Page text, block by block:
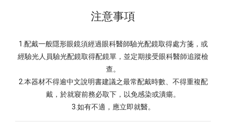
注意事項
1.配戴一般隱形眼鏡須經過眼科醫師驗光配鏡取得處方箋，或
經驗光人員驗光配鏡取得配鏡單，並定期接受眼科醫師追蹤檢
查。
2.本器材不得逾中文說明書建議之最常配戴時數、不得重複配
戴，於就寢前務必取下，以免感染或潰瘍。
3.如有不適，應立即就醫。